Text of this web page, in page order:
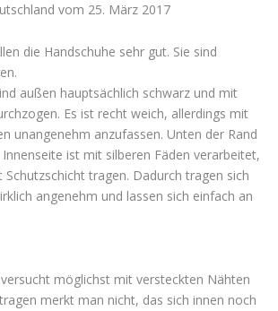
vom 25. März 2017
die Handschuhe sehr gut. Sie sind
außen hauptsächlich schwarz und mit
Es ist recht weich, allerdings mit
unangenehm anzufassen. Unten der Rand
ist mit silberen Fäden verarbeitet,
Schutzschicht tragen. Dadurch tragen sich
angenehm und lassen sich einfach an
möglichst mit versteckten Nähten
merkt man nicht, das sich innen noch